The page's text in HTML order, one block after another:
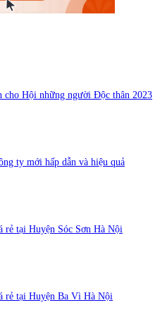
cho Hội những người Độc thân 2023
ty mới hấp dẫn và hiệu quả
rẻ tại Huyện Sóc Sơn Hà Nội
rẻ tại Huyện Ba Vì Hà Nội